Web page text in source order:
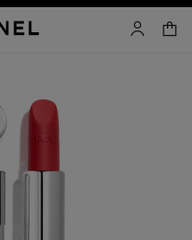
cuenta
carrito